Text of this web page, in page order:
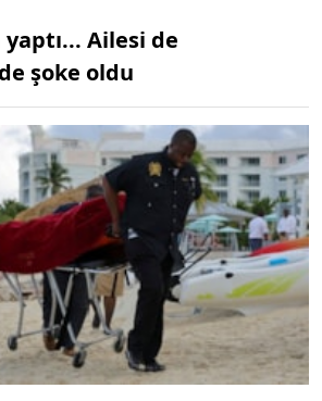
yaptı... Ailesi de
şoke oldu